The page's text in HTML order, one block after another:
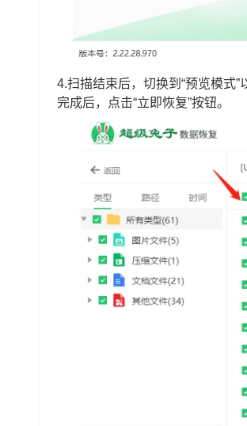
4.扫描结束后，切换到“预览模式
完成后，点击“立即恢复”按钮。